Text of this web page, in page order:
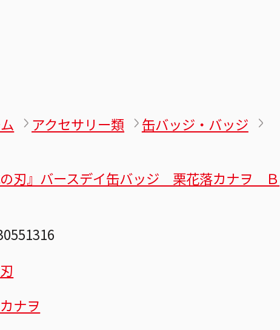
アクセサリー類 缶バッジ・バッジ
の刃』バースデイ缶バッジ 栗花落カナヲ Ｂ
ナヲ